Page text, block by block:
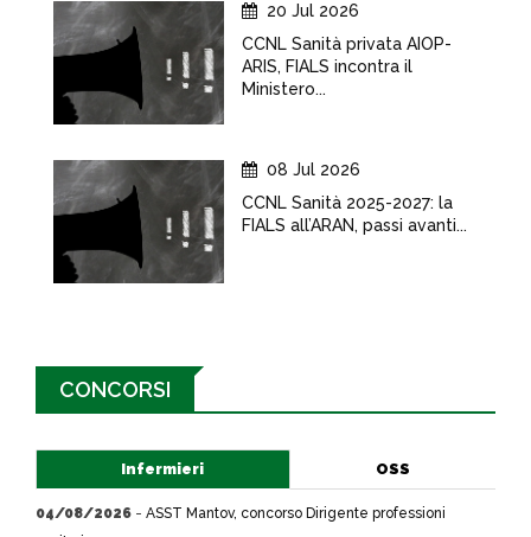
20 Jul 2026
CCNL Sanità privata AIOP-
ARIS, FIALS incontra il
Ministero...
08 Jul 2026
CCNL Sanità 2025-2027: la
FIALS all’ARAN, passi avanti...
CONCORSI
Infermieri OSS
04/08/2026 - ASST Mantov, concorso Dirigente professioni